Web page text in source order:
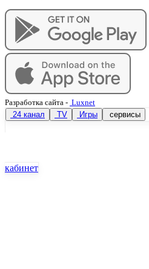
Разработка сайта - Luxnet
24 канал
TV Игры сервисы
кабинет